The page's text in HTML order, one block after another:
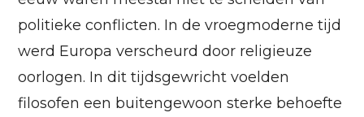
politieke conflicten. In de vroegmoderne tijd
werd Europa verscheurd door religieuze
oorlogen. In dit tijdsgewricht voelden
filosofen een buitengewoon sterke behoefte